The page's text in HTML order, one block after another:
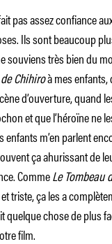
pas assez confiance
Ils sont beaucoup
souviens très bien du
Chihiroà mes enfants,
d’ouverture, quand
et que l’héroïne ne
enfants m’en parlent
ça ahurissant de
CommeLe Tombeau
triste, ça les a
quelque chose de plus
film.